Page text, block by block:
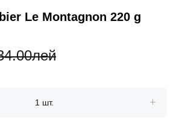
Le Montagnon 220 g